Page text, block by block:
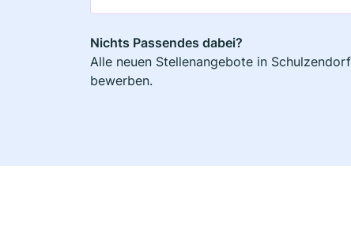
Nichts Passendes dabei?
Alle neuen Stellenangebote in
bewerben.